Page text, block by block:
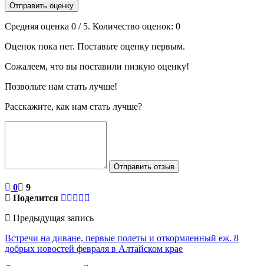
Отправить оценку
Средняя оценка 0 / 5. Количество оценок: 0
Оценок пока нет. Поставьте оценку первым.
Сожалеем, что вы поставили низкую оценку!
Позвольте нам стать лучше!
Расскажите, как нам стать лучше?
Отправить отзыв
0
9
Поделится
Предыдущая запись
Встречи на диване, первые полеты и откормленный еж. 8
добрых новостей февраля в Алтайском крае